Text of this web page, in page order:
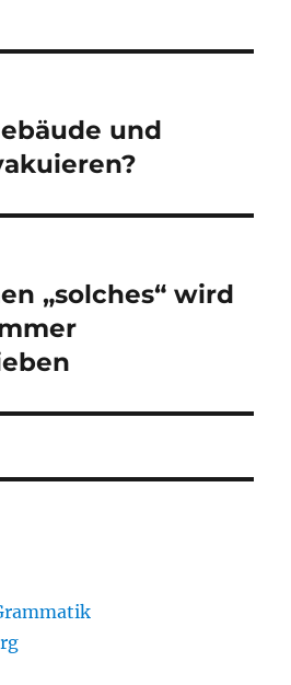
und
„solches“ wird